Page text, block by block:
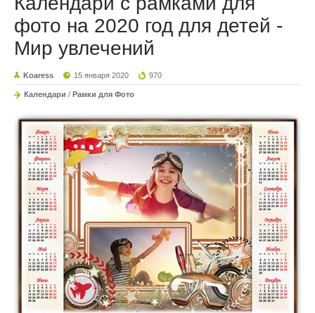
фото на 2020 год для детей -
Мир увлечений
Koaress 15 января 2020 970
Календари / Рамки для Фото